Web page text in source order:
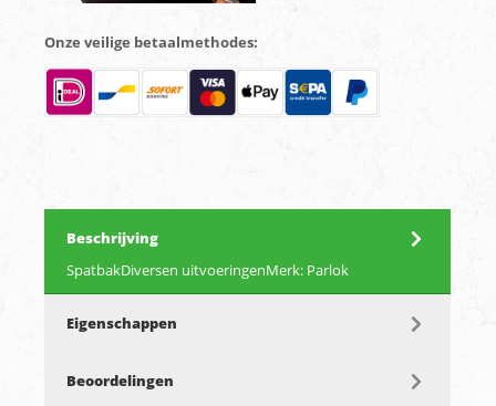
Onze veilige betaalmethodes:
Beschrijving
SpatbakDiversen uitvoeringenMerk: Parlok
Eigenschappen
Beoordelingen